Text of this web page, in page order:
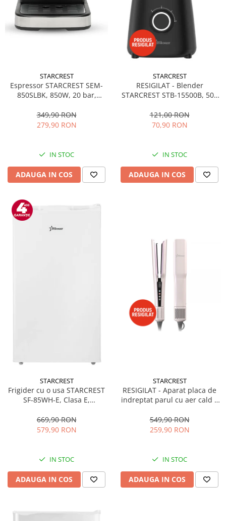
STARCREST
Espressor STARCREST SEM-
850SLBK, 850W, 20 bar,
dispozitiv spumare, filtru
dublu din inox, Negru/Inox
349,90 RON
279,90 RON
IN STOC
ADAUGA IN COS
STARCREST
RESIGILAT - Blender
STARCREST STB-15500B, 500
Pulse, Negru
121,00 RON
70,90 RON
IN STOC
ADAUGA IN COS
STARCREST
Frigider cu o usa STARCREST
SF-85WH-E, Clasa E,
interioara, Compartiment
gheata, H 82 cm, Alb
669,90 RON
579,90 RON
IN STOC
ADAUGA IN COS
STARCREST
RESIGILAT - Aparat placa de
indreptat parul cu aer cald 2
1300 W, Uscare si indreptare,
Afisaj LCD, Tehnologie cu ioni
549,90 RON
259,90 RON
IN STOC
ADAUGA IN COS